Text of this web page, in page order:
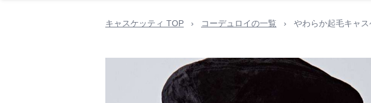
キャスケッティ TOP › コーデュロイの一覧 › やわらか起毛キャ